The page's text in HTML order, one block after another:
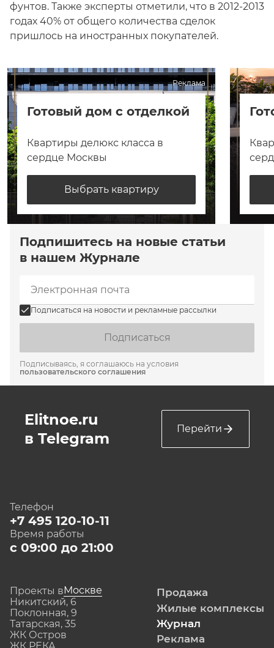
фунтов. Также эксперты отметили, что в 2012-2013
годах 40% от общего количества сделок
пришлось на иностранных покупателей.
Реклама
Готовый дом с отделкой
Квартиры делюкс класса в
сердце Москвы
Выбрать квартиру
Подпишитесь на новые статьи
в нашем Журнале
Подписаться на новости и рекламные рассылки
Подписаться
Подписываясь, я соглашаюсь на условия
пользовательского соглашения
Elitnoe.ru
в Telegram
Перейти
Телефон
+7 495 120-10-11
Время работы
с 09:00 до 21:00
Проекты вМоскве
Никитский, 6
Поклонная, 9
Татарская, 35
ЖК Остров
Продажа
Жилые комплексы
Журнал
Реклама